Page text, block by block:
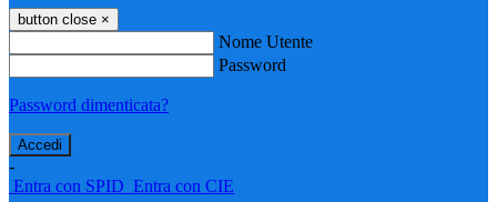
button close ×
Nome Utente
Password
Password dimenticata?
-
Entra con SPID Entra con CIE